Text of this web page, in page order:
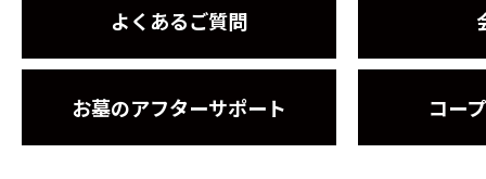
よくあるご質問
お墓のアフターサポート コー